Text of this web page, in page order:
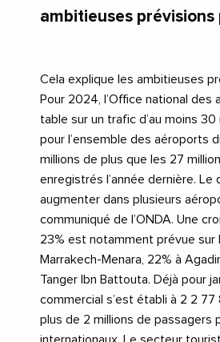
ambitieuses prévisions
Cela explique les ambitieuses
Pour 2024, l’Office national des
table sur un trafic d’au moins
pour l’ensemble des aéroports
millions de plus que les 27
enregistrés l’année dernière. Le
augmenter dans plusieurs
communiqué de l’ONDA. Une
23% est notamment prévue sur
Marrakech-Menara, 22% à
Tanger Ibn Battouta. Déjà pour
commercial s’est établi à 2 2
plus de 2 millions de passagers